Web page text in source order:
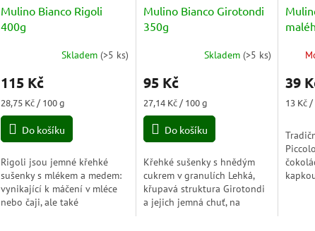
Mulino Bianco Rigoli
400g
produktu
5,0
5
Skladem (>5 ks)
115 Kč
Měrná
cena:
28,75 Kč / 100 g
Do košíku
Rigoli jsou jemné křehké
sušenky s mlékem a medem:
vynikající k máčení v mléce
nebo čaji, ale také
Mulino Bianco Girotondi
350g
produktu
5,0
5
Skladem (>5 ks)
95 Kč
Měrná
cena:
27,14 Kč / 100 g
Do košíku
Křehké sušenky s hnědým
cukrem v granulích Lehká,
křupavá struktura Girotondi
a jejich jemná chuť, na
39
Měrná
13 Kč